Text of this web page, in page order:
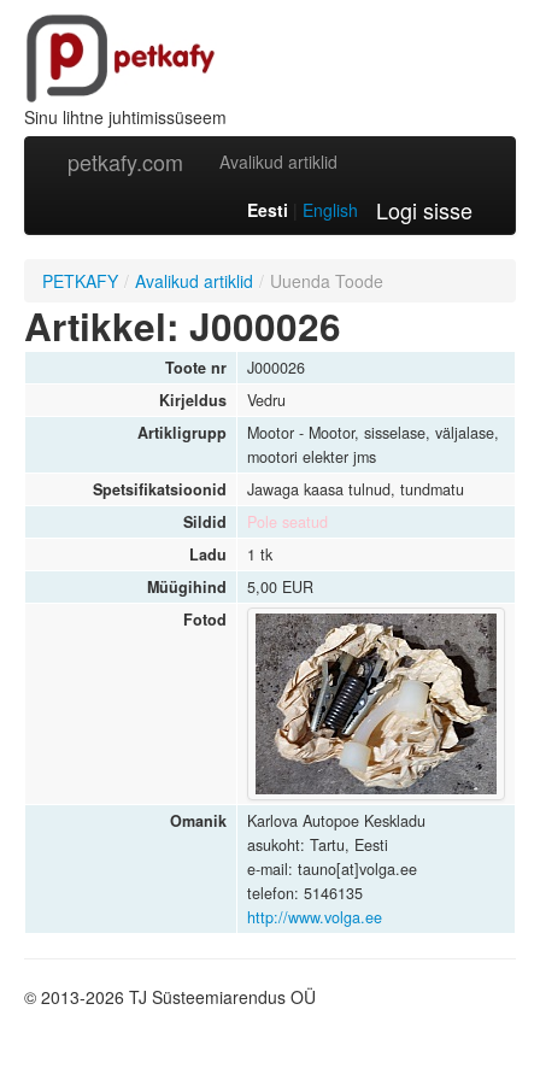
Sinu lihtne juhtimissüseem
petkafy.com Avalikud artiklid
Logi sisse
Eesti English
PETKAFY / Avalikud artiklid / Uuenda Toode
Artikkel: J000026
Toote nr
J000026
Kirjeldus
Vedru
Artikligrupp
Mootor - Mootor, sisselase, väljalase,
mootori elekter jms
Spetsifikatsioonid
Jawaga kaasa tulnud, tundmatu
Sildid
Pole seatud
Ladu
1 tk
Müügihind
5,00 EUR
Fotod
Omanik
Karlova Autopoe Keskladu
asukoht: Tartu, Eesti
e-mail: tauno[at]volga.ee
telefon: 5146135
http://www.volga.ee
© 2013-2026 TJ Süsteemiarendus OÜ